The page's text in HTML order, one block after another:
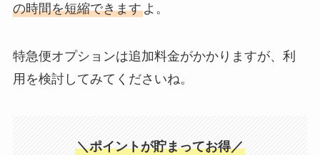
の時間を短縮できますよ。
特急便オプションは追加料金がかかりますが、利
用を検討してみてくださいね。
＼ポイントが貯まってお得／